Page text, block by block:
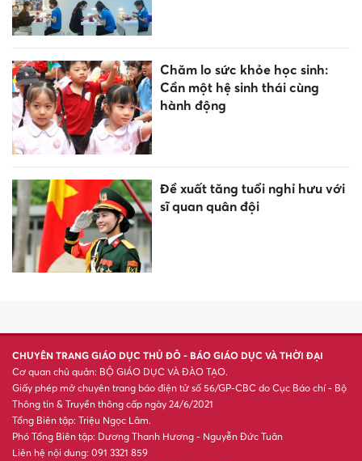
Chăm lo sức khỏe học sinh:
Cần một hệ sinh thái cùng
hành động
Đề xuất tăng tuổi nghỉ hưu với
sĩ quan quân đội
CHUYÊN TRANG GIÁO DỤC THỦ ĐÔ - BÁO GIÁO DỤC VÀ THỜI ĐẠI
Cơ quan chủ quản: BỘ GIÁO DỤC VÀ ĐÀO TẠO.
Giấy phép mở chuyên trang báo điện tử số 56/GP-CBC do Cục Báo chí - Bộ
Thông tin & Truyền thông cấp ngày 24/6/2021
Tổng Biên tập: Triệu Ngọc Lâm.
Phó Tổng Biên tập: Dương Thanh Hương - Nguyễn Đức Tuân
Liên hệ nội dung: 091 3321 859